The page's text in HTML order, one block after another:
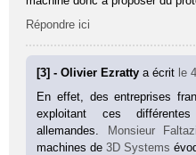
Répondre ici
[3] - Olivier Ezrattya écrit le
En effet, des entreprises
exploitant ces
allemandes. Monsieur Faltazi
machines de3D Systems